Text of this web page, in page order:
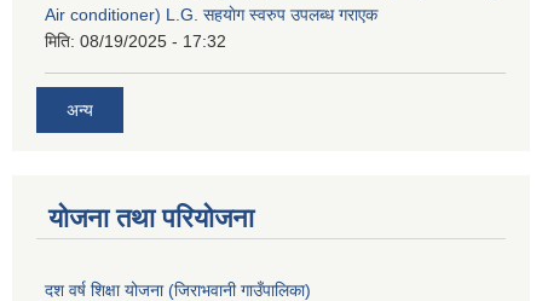
Air conditioner) L.G. सहयाेग स्वरुप उपलब्ध गराएक
मिति: 08/19/2025 - 17:32
अन्य
योजना तथा परियोजना
दश वर्ष शिक्षा योजना (जिराभवानी गाउँपालिका)